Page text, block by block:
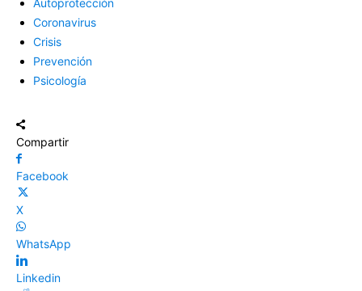
Autoprotección
Coronavirus
Crisis
Prevención
Psicología
Compartir
Facebook
X
WhatsApp
Linkedin